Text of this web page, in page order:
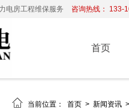
电房工程维保服务 咨询热线： 133-
首页
 当前位置： 首页 > 新闻资讯 >